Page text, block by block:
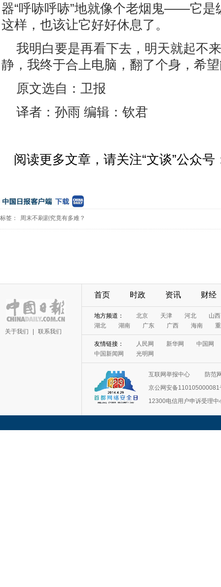
器“呼哧呼哧”地就像个老烟鬼——它是
这样，也该让它好好休息了。
我明白要是再看下去，明天就起不
静，我终于合上电脑，翻了个身，希
原文选自：卫报
译者：孙雨 编辑：钦君
阅读更多文章，请关注“文谈”公众号
标签： 周末不刷剧究竟有多难？
关于我们 联系我们
首页 时政 资讯 财经
地方频道： 北京 天津 河北
山西
湖北
湖南 广东 广西 海南
友情链接： 人民网 新华网
中国网
中国新闻网
光明网
互联网举报中心
防范
京公网安备110105000081
12300电信用户申诉受理中